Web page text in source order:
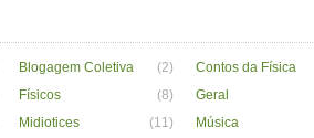
Blogagem Coletiva (2)
Contos da Física
Físicos (8)
Geral
Midiotices (11) Música